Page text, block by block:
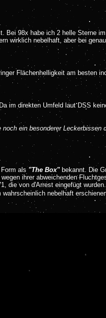
98x habe ich 2 helle Sterne
wirklich nebelhaft, aber bei
Flächenhelligkeit am besten
im direkten Umfeld laut DSS
ein besonderer
als "The Box"bekannt. Die
ihrer abweichenden
die von d'Arrest eingefügt
nebelhaft